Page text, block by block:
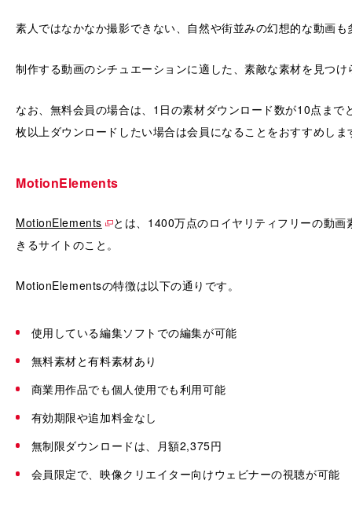
素人ではなかなか撮影できない、自然や街並みの幻想的な動画
制作する動画のシチュエーションに適した、素敵な素材を見つ
なお、無料会員の場合は、1日の素材ダウンロード数が10点まで
枚以上ダウンロードしたい場合は会員になることをおすすめしま
MotionElements
MotionElements
とは、1400万点のロイヤリティフリーの動画
きるサイトのこと。
MotionElementsの特徴は以下の通りです。
使用している編集ソフトでの編集が可能
無料素材と有料素材あり
商業用作品でも個人使用でも利用可能
有効期限や追加料金なし
無制限ダウンロードは、月額2,375円
会員限定で、映像クリエイター向けウェビナーの視聴が可能